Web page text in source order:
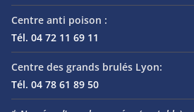
Centre anti poison :
Tél. 04 72 11 69 11
Centre des grands brulés Lyon:
Tél. 04 78 61 89 50